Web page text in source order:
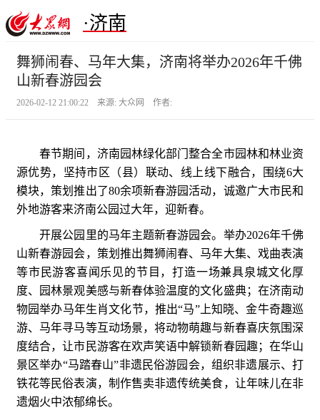
·济南
舞狮闹春、马年大集，济南将举办2026年千佛
山新春游园会
2026-02-12 21:00:22 来源: 大众网 作者:
春节期间，济南园林绿化部门整合全市园林和林业资
源优势，坚持市区（县）联动、线上线下融合，围绕6大
模块，策划推出了80余项新春游园活动，诚邀广大市民和
外地游客来济南公园过大年，迎新春。
开展公园里的马年主题新春游园会。举办2026年千佛
山新春游园会，策划推出舞狮闹春、马年大集、戏曲表演
等市民游客喜闻乐见的节目，打造一场兼具泉城文化厚
度、园林景观美感与新春体验温度的文化盛典；在济南动
物园举办马年生肖文化节，推出“马”上知晓、金牛奇趣巡
游、马年寻马等互动场景，将动物萌趣与新春喜庆氛围深
度结合，让市民游客在欢声笑语中解锁新春园趣；在华山
景区举办“马踏春山”非遗民俗游园会，组织非遗展示、打
铁花等民俗表演，制作售卖非遗传统美食，让年味儿在非
遗烟火中浓郁绵长。